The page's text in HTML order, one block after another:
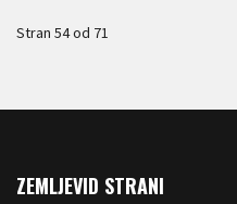
Stran 54 od 71
ZEMLJEVID STRANI